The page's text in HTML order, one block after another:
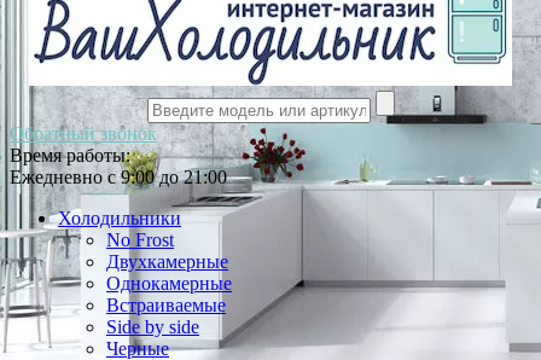
Обратный звонок
Время работы:
Ежедневно с 9:00 до 21:00
Холодильники
No Frost
Двухкамерные
Однокамерные
Встраиваемые
Side by side
Черные